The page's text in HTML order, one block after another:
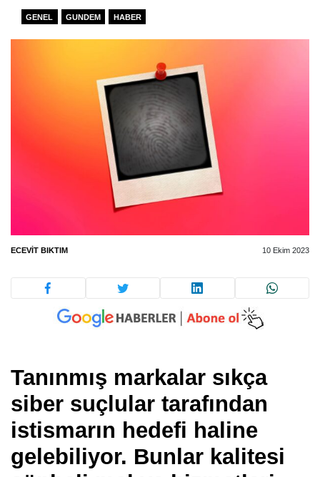
GENEL GUNDEM HABER
ECEVIT BIKTIM 10 Ekim 2023
Tanınmış markalar sıkça
siber suçlular tarafından
istismarın hedefi haline
gelebiliyor. Bunlar kalitesi